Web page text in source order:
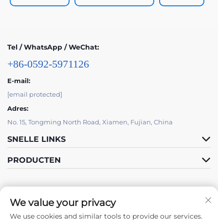
Tel / WhatsApp / WeChat:
+86-0592-5971126
E-mail:
[email protected]
Adres:
No. 15, Tongming North Road, Xiamen, Fujian, China
SNELLE LINKS
PRODUCTEN
We value your privacy
We use cookies and similar tools to provide our services.